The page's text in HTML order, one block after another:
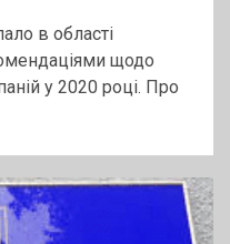
в області
щодо
у 2020 році. Про